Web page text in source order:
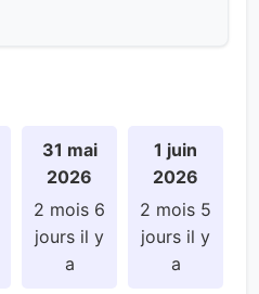
31 mai
2026
2 mois 6
jours il y
a
1 juin
2026
2 mois 5
jours il y
a